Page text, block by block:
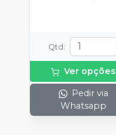
Qtd :
Ver opções
Pedir via
Whatsapp